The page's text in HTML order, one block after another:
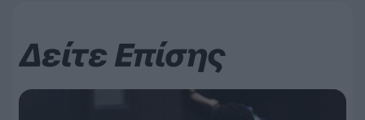
Δείτε Επίσης